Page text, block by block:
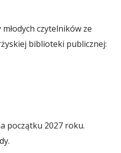
czytelników ze
biblioteki publicznej:
początku 2027 roku.